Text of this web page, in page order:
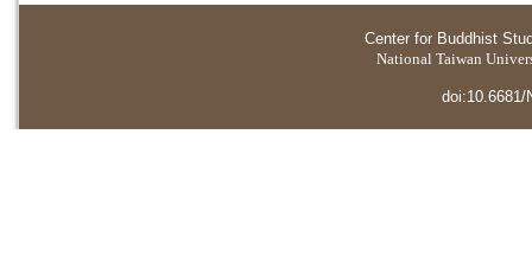
Center for Buddhist
National Taiwan
doi:10.6681/